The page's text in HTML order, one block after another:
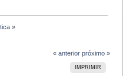
»
« anterior próximo »
IMPRIMIR